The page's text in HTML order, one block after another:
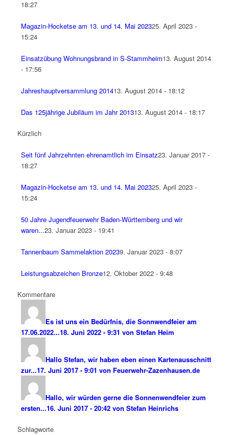
18:27
Magazin-Hocketse am 13. und 14. Mai 202325. April 2023 -
15:24
Einsatzübung Wohnungsbrand in S-Stammheim13. August 2014
- 17:56
Jahreshauptversammlung 201413. August 2014 - 18:12
Das 125jährige Jubiläum im Jahr 201313. August 2014 - 18:17
Kürzlich
Seit fünf Jahrzehnten ehrenamtlich im Einsatz23. Januar 2017 -
18:27
Magazin-Hocketse am 13. und 14. Mai 202325. April 2023 -
15:24
50 Jahre Jugendfeuerwehr Baden-Württemberg und wir
waren...23. Januar 2023 - 19:41
Tannenbaum Sammelaktion 20239. Januar 2023 - 8:07
Leistungsabzeichen Bronze12. Oktober 2022 - 9:48
Kommentare
Es ist uns ein Bedürfnis, die Sonnwendfeier am
17.06.2022...18. Juni 2022 - 9:31 von Stefan Heim
Hallo Stefan, wir haben eben einen Kartenausschnitt
zur...17. Juni 2017 - 9:01 von Feuerwehr-Zazenhausen.de
Hallo, wir würden gerne die Sonnenwendfeier zum
ersten...16. Juni 2017 - 20:42 von Stefan Heinrichs
Schlagworte